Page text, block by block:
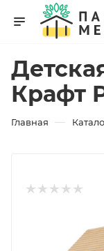
Крафт
Главная —